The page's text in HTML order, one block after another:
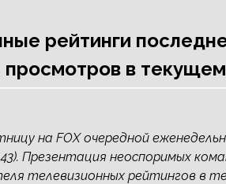
рейтинги
просмотров в
на FOX очередной
Презентация неоспоримых
телевизионных рейтингов в